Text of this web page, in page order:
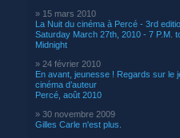
» 15 mars 2010
La Nuit du cinéma à Percé - 3rd
Saturday March 27th, 2010 - 7 P.M.
Midnight
» 24 février 2010
En avant, jeunesse ! Regards sur le
cinéma d’auteur
Percé, août 2010
» 30 novembre 2009
Gilles Carle n'est plus.